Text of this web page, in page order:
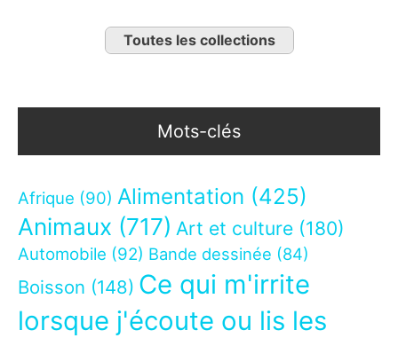
Toutes les collections
Mots-clés
Afrique (90) Alimentation (425)
Animaux (717) Art et culture (180)
Automobile (92) Bande dessinée (84)
Boisson (148) Ce qui m'irrite
lorsque j'écoute ou lis les